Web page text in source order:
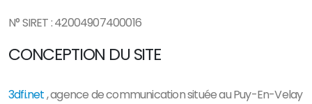
N° SIRET : 42004907400016
CONCEPTION DU SITE
3dfi.net, agence de communication située au Puy-En-Velay